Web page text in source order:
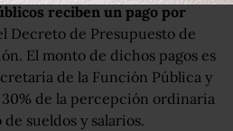
reciben un pago por
Decreto de Presupuesto de
El monto de dichos pagos es
de la Función Pública y
de la percepción ordinaria
sueldos y salarios.